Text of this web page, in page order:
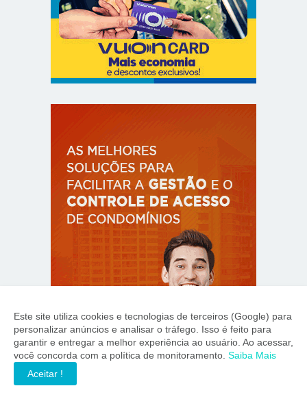
Este site utiliza cookies e tecnologias de terceiros (Google) para
personalizar anúncios e analisar o tráfego. Isso é feito para
garantir e entregar a melhor experiência ao usuário. Ao acessar,
você concorda com a política de monitoramento. Saiba Mais
Aceitar !